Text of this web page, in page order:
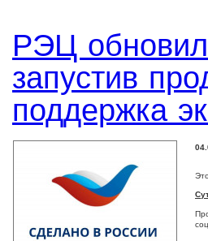
РЭЦ
запустив
поддержка